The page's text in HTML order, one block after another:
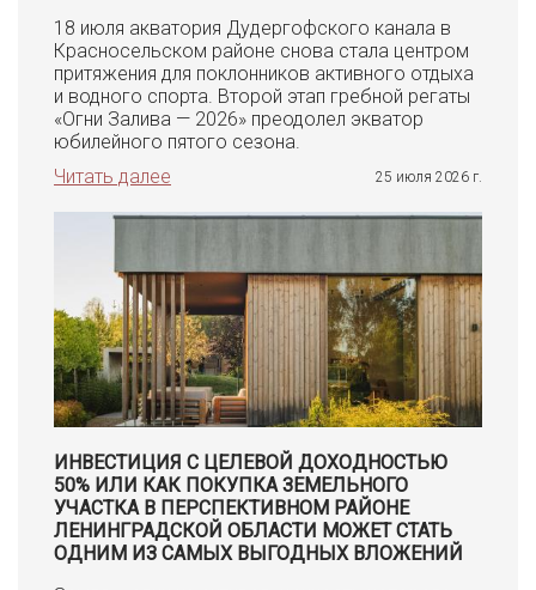
18 июля акватория Дудергофского канала в
Красносельском районе снова стала центром
притяжения для поклонников активного отдыха
и водного спорта. Второй этап гребной регаты
«Огни Залива — 2026» преодолел экватор
юбилейного пятого сезона.
Читать далее
25 июля 2026 г.
ИНВЕСТИЦИЯ С ЦЕЛЕВОЙ ДОХОДНОСТЬЮ
50% ИЛИ КАК ПОКУПКА ЗЕМЕЛЬНОГО
УЧАСТКА В ПЕРСПЕКТИВНОМ РАЙОНЕ
ЛЕНИНГРАДСКОЙ ОБЛАСТИ МОЖЕТ СТАТЬ
ОДНИМ ИЗ САМЫХ ВЫГОДНЫХ ВЛОЖЕНИЙ